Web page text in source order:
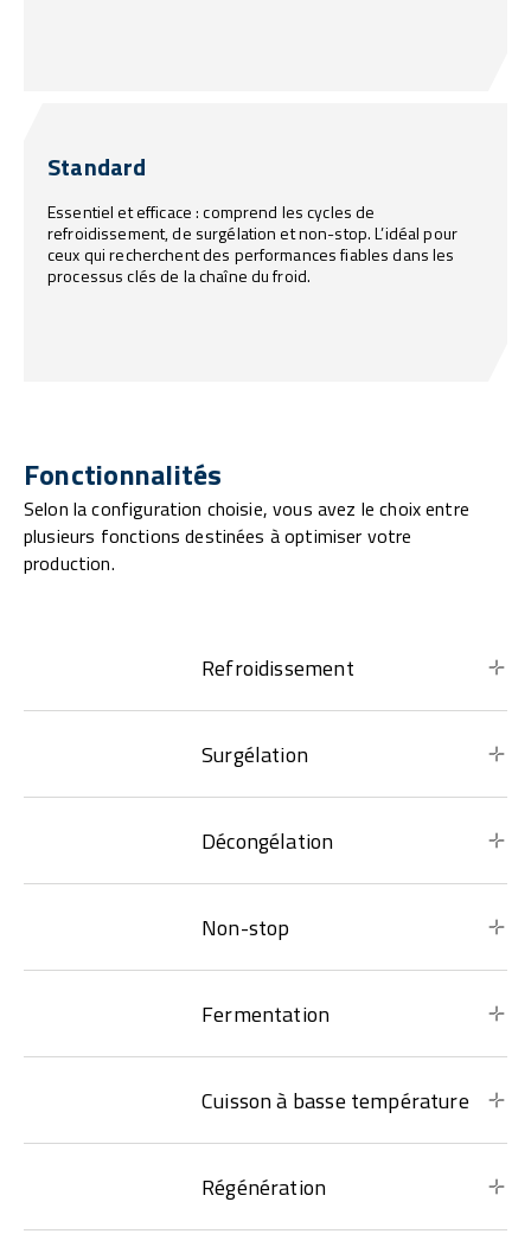
Standard
Essentiel et efficace : comprend les cycles de
refroidissement, de surgélation et non-stop. L’idéal pour
ceux qui recherchent des performances fiables dans les
processus clés de la chaîne du froid.
Fonctionnalités
Selon la configuration choisie, vous avez le choix entre
plusieurs fonctions destinées à optimiser votre
production.
Refroidissement
Surgélation
Décongélation
Non-stop
Fermentation
Cuisson à basse température
Régénération